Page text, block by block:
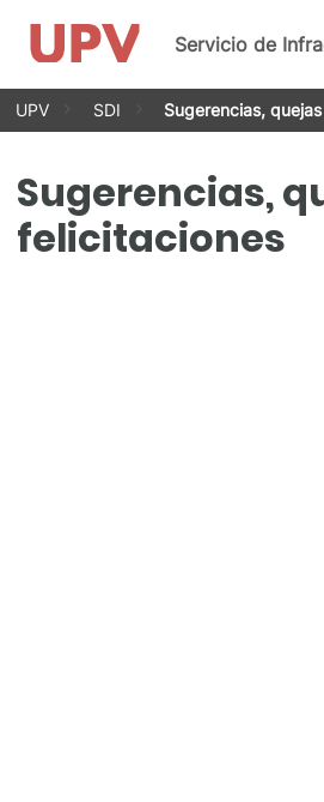
Saltar
Servicio de
UPV SDI Sugerencias,
Sugerencias,
felicitaciones